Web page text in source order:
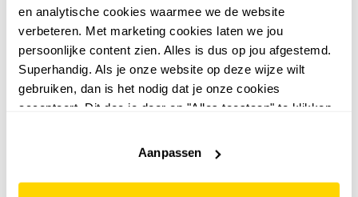
en analytische cookies waarmee we de website
verbeteren. Met marketing cookies laten we jou
persoonlijke content zien. Alles is dus op jou afgestemd.
Superhandig. Als je onze website op deze wijze wilt
gebruiken, dan is het nodig dat je onze cookies
accepteert. Dit doe je door op "Alles toestaan" te klikken.
website niet optimaal functioneert.
Aanpassen